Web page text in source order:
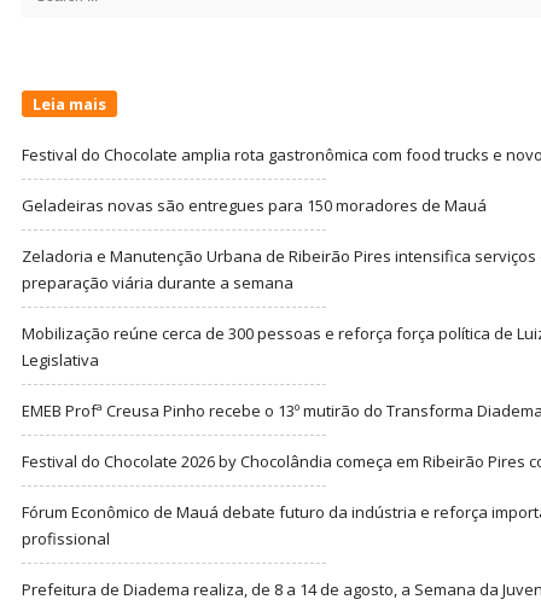
Leia mais
Festival do Chocolate amplia rota gastronômica com food trucks e
Geladeiras novas são entregues para 150 moradores de Mauá
Zeladoria e Manutenção Urbana de Ribeirão Pires intensifica
preparação viária durante a semana
Mobilização reúne cerca de 300 pessoas e reforça força política de
Legislativa
EMEB Profª Creusa Pinho recebe o 13º mutirão do Transforma
Festival do Chocolate 2026 by Chocolândia começa em Ribeirão Pires
Fórum Econômico de Mauá debate futuro da indústria e reforça
profissional
Prefeitura de Diadema realiza, de 8 a 14 de agosto, a Semana da